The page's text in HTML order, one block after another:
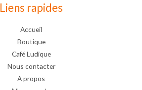
Liens rapides
Accueil
Boutique
Café Ludique
Nous contacter
A propos